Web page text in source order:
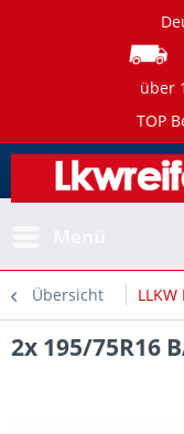
über
TOP
Übersicht
2x 195/75R16